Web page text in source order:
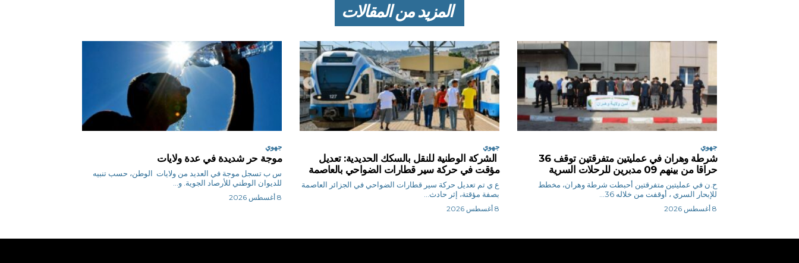
المزيد من المقالات
جهوي
شرطة وهران في عمليتين متفرقتين توقف 36
حراقا من بينهم 09 مدبرين للرحلات السرية
ح.ن في عمليتين متفرقتين أحبطت شرطة وهران، مخطط
للإبحار السري ، أوقفت من خلاله 36...
8 أغسطس 2026
جهوي
الشركة الوطنية للنقل بالسكك الحديدية: تعديل
مؤقت في حركة سير قطارات الضواحي بالعاصمة
ع ي تم تعديل حركة سير قطارات الضواحي في الجزائر العاصمة
بصفة مؤقتة، إثر حادث...
8 أغسطس 2026
جهوي
موجة حر شديدة في عدة ولايات
س ب تسجل موجة في العديد من ولايات الوطن، حسب تنبيه
للديوان الوطني للأرصاد الجوية. و...
8 أغسطس 2026